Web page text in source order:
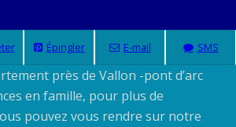
Épingler E-mail SMS
près de Vallon -pont d’arc
en famille, pour plus de
pouvez vous rendre sur notre